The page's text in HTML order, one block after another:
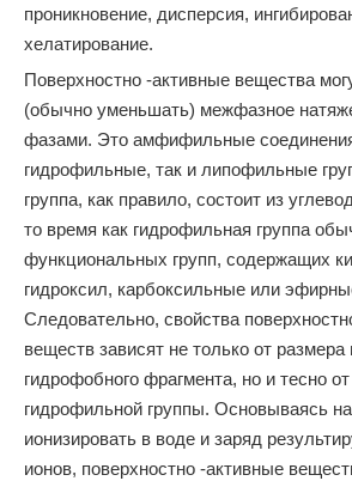
проникновение, дисперсия,
хелатирование.
Поверхностно -активные вещества
(обычно уменьшать) межфазное
фазами. Это амфифильные
гидрофильные, так и липофильные
группа, как правило, состоит из
то время как гидрофильная группа
функциональных групп, содержащих
гидроксил, карбоксильные или
Следовательно, свойства
веществ зависят не только от
гидрофобного фрагмента, но и тесно
гидрофильной группы. Основываясь
ионизировать в воде и заряд
ионов, поверхностно -активные